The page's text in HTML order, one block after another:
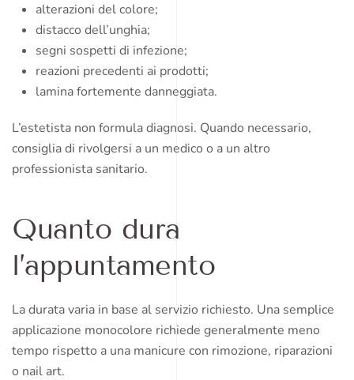
alterazioni del colore;
distacco dell’unghia;
segni sospetti di infezione;
reazioni precedenti ai prodotti;
lamina fortemente danneggiata.
L’estetista non formula diagnosi. Quando necessario,
consiglia di rivolgersi a un medico o a un altro
professionista sanitario.
Quanto dura
l’appuntamento
La durata varia in base al servizio richiesto. Una semplice
applicazione monocolore richiede generalmente meno
tempo rispetto a una manicure con rimozione, riparazioni
o nail art.